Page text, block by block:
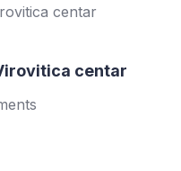
centar